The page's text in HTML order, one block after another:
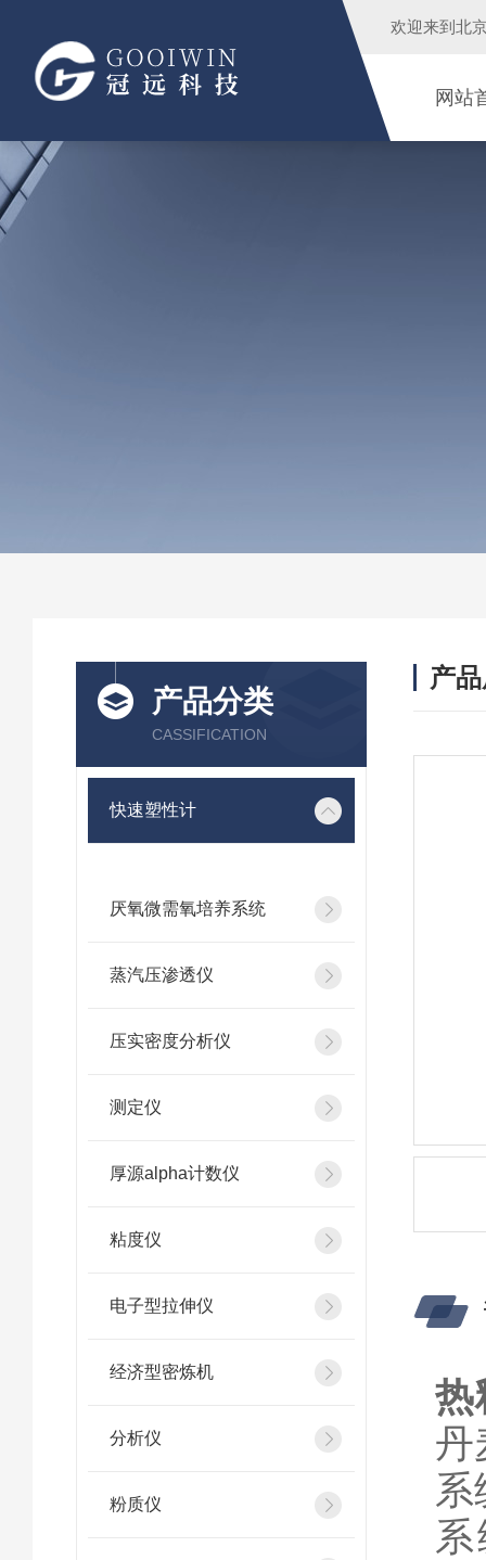
欢迎来到 北
网站
产品分类
CASSIFICATION
快速塑性计
厌氧微需氧培养系统
蒸汽压渗透仪
压实密度分析仪
测定仪
厚源alpha计数仪
粘度仪
电子型拉伸仪
经济型密炼机
分析仪
粉质仪
产
热
丹